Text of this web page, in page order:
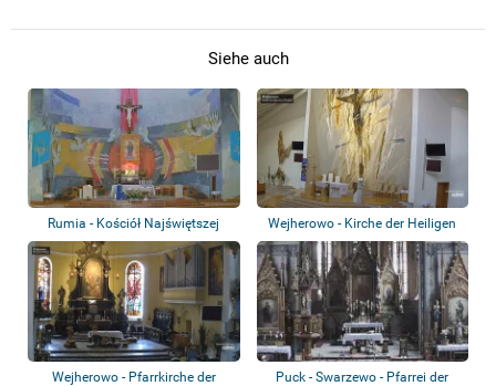
Siehe auch
Rumia - Kościół Najświętszej
Maryi Panny...
Wejherowo - Kirche der Heiligen
Jungfrau...
Wejherowo - Pfarrkirche der
Puck - Swarzewo - Pfarrei der